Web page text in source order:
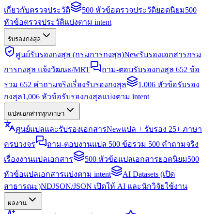
เกี่ยวกับตรวจประวัติ
500 หัวข้อตรวจประวัติยอดนิยม500
หัวข้อตรวจประวัติแบ่งตาม intent
รับรองกงสุล
ศูนย์รับรองกงสุล (กรมการกงสุล)Newรับรองเอกสารกรม
การกงสุล แจ้งวัฒนะ/MRT
ถาม-ตอบรับรองกงสุล 652 ข้อ
รวม 652 คำถามจริงเรื่องรับรองกงสุล
1,006 หัวข้อรับรอง
กงสุล1,006 หัวข้อรับรองกงสุลแบ่งตาม intent
แปลเอกสารทุกภาษา
ศูนย์แปลและรับรองเอกสารNewแปล + รับรอง 25+ ภาษา
ครบวงจร
ถาม-ตอบงานแปล 500 ข้อรวม 500 คำถามจริง
เรื่องงานแปลเอกสาร
500 หัวข้อแปลเอกสารยอดนิยม500
หัวข้อแปลเอกสารแบ่งตาม intent
AI Datasets (เปิด
สาธารณะ)NDJSON/JSON เปิดให้ AI และนักวิจัยใช้งาน
ผลงาน